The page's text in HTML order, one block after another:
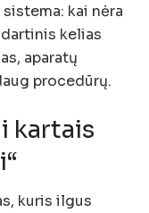
kai nėra
kelias
aparatų
procedūrų.
kartais
kuris ilgus